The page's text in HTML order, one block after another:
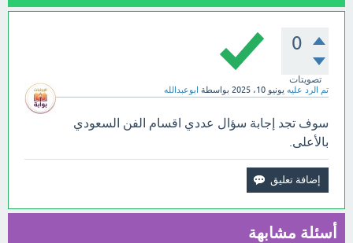
0
تصويتات
تم الرد عليه يونيو 10، 2025 بواسطة ابوعبدالله
سوف تجد إجابة سؤال عددي اقسام الفن السعودي
بالأعلى.
أسئلة مشابهة